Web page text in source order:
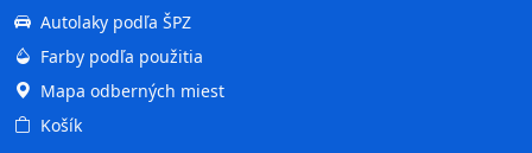
Autolaky podľa ŠPZ
Farby podľa použitia
Mapa odberných miest
Košík